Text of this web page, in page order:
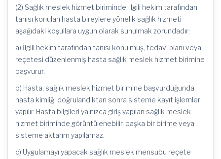
(2) Sağlık meslek hizmet biriminde, ilgili hekim tarafından
tanısı konulan hasta bireylere yönelik sağlık hizmeti
aşağıdaki koşullara uygun olarak sunulmak zorundadır:
a) İlgili hekim tarafından tanısı konulmuş, tedavi planı veya
reçetesi düzenlenmiş hasta sağlık meslek hizmet birimine
başvurur.
b) Hasta, sağlık meslek hizmet birimine başvurduğunda,
hasta kimliği doğrulandıktan sonra sisteme kayıt işlemleri
yapılır. Hasta bilgileri yalnızca giriş yapılan sağlık meslek
hizmet biriminde görüntülenebilir, başka bir birime veya
sisteme aktarım yapılamaz.
c) Uygulamayı yapacak sağlık meslek mensubu reçete